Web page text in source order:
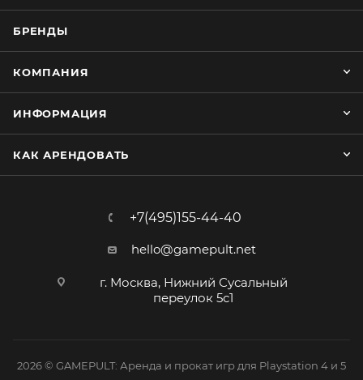
БРЕНДЫ
КОМПАНИЯ
ИНФОРМАЦИЯ
КАК АРЕНДОВАТЬ
+7(495)155-44-40
hello@gamepult.net
г. Москва, Нижний Сусальный
переулок 5с1
2026 © GAMEPULT: Аренда и прокат игр для Playstation 4 и 5